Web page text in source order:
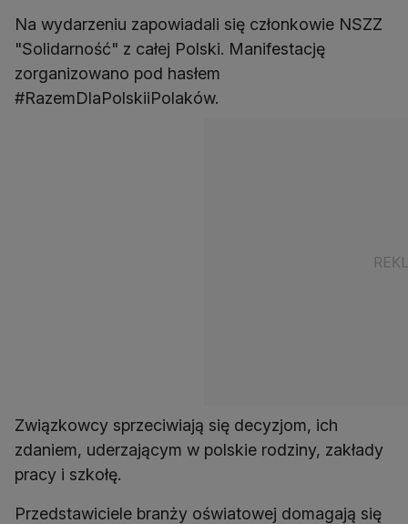
Na wydarzeniu zapowiadali się członkowie NSZZ
"Solidarność" z całej Polski. Manifestację
zorganizowano pod hasłem
#RazemDlaPolskiiPolaków.
Związkowcy sprzeciwiają się decyzjom, ich
zdaniem, uderzającym w polskie rodziny, zakłady
pracy i szkołę.
Przedstawiciele branży oświatowej domagają się